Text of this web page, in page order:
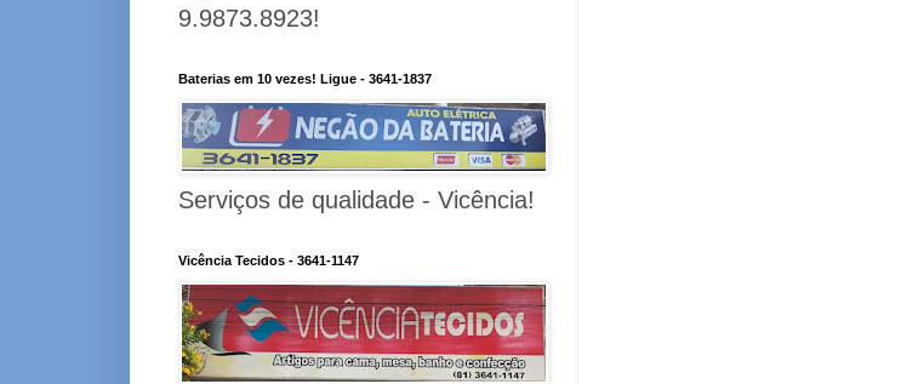
9.9873.8923!
Baterias em 10 vezes! Ligue - 3641-1837
Serviços de qualidade - Vicência!
Vicência Tecidos - 3641-1147